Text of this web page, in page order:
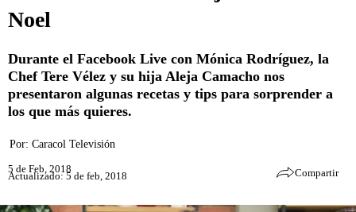
Noel
Durante el Facebook Live con Mónica Rodríguez, la
Chef Tere Vélez y su hija Aleja Camacho nos
presentaron algunas recetas y tips para sorprender a
los que más quieres.
Por: Caracol Televisión
5 de Feb, 2018
Actualizado: 5 de feb, 2018 Compartir